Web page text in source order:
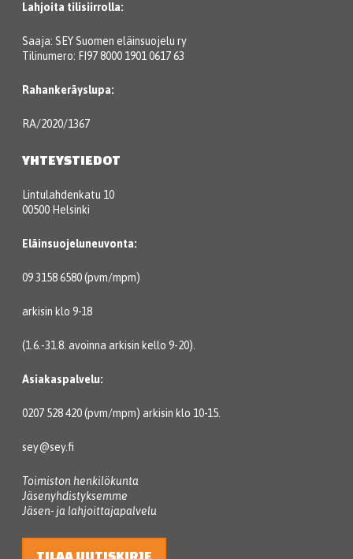
Lahjoita tilisiirrolla:
Saaja: SEY Suomen eläinsuojelu ry
Tilinumero: FI97 8000 1901 0617 63
Rahankeräyslupa:
RA/2020/1367
YHTEYSTIEDOT
Lintulahdenkatu 10
00500 Helsinki
Eläinsuojeluneuvonta:
09 3158 6580 (pvm/mpm)
arkisin klo 9-18
(1.6.-31.8. avoinna arkisin kello 9-20).
Asiakaspalvelu:
0207 528 420 (pvm/mpm) arkisin klo 10-15.
sey@sey.fi
Toimiston henkilökunta
Jäsenyhdistyksemme
Jäsen- ja lahjoittajapalvelu
TILAA UUTISKIRJE